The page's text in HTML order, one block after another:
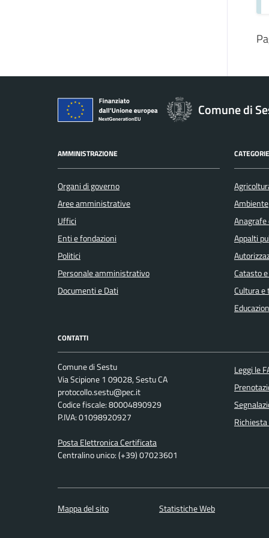
Comune di
AMMINISTRAZIONE
Organi di governo
Aree amministrative
Uffici
Enti e fondazioni
Politici
Personale amministrativo
Documenti e Dati
Ambiente
Appalti
Catasto
Cultura e
CONTATTI
Comune di Sestu
Via Scipione 1 09028, Sestu CA
protocollo.sestu@pec.it
Codice fiscale: 80004890929
P.IVA: 01098920927
Posta Elettronica Certificata
Centralino unico: (+39) 07023601
Leggi le
Mappa del sito Statistiche Web